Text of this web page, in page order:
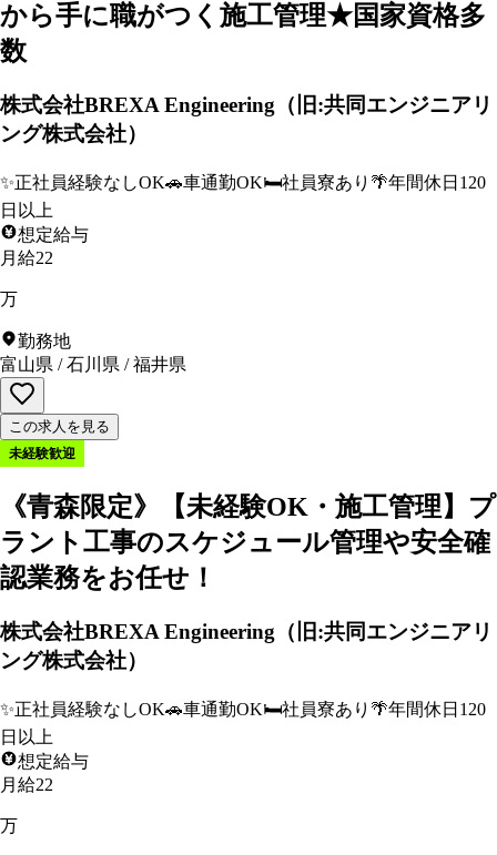
から手に職がつく施工管理★国家資格多
数
株式会社BREXA Engineering（旧:共同エンジニアリ
ング株式会社）
✨正社員経験なしOK🚗車通勤OK🛏️社員寮あり 🌴年間休日120
日以上
想定給与
月給22
万
勤務地
富山県 /石川県 /福井県
この求人を見る
未経験歓迎
《青森限定》【未経験OK・施工管理】プ
ラント工事のスケジュール管理や安全確
認業務をお任せ！
株式会社BREXA Engineering（旧:共同エンジニアリ
ング株式会社）
✨正社員経験なしOK🚗車通勤OK🛏️社員寮あり 🌴年間休日120
日以上
想定給与
月給22
万